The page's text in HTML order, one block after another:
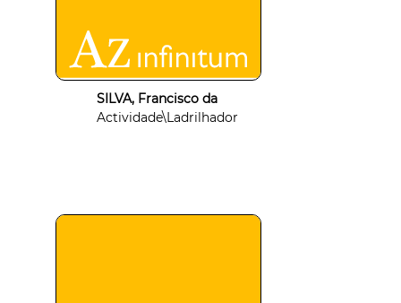
SILVA, Francisco da
Actividade\Ladrilhador